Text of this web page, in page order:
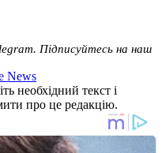
Підписуйтесь на наш
News
необхідний текст і
про це редакцію.